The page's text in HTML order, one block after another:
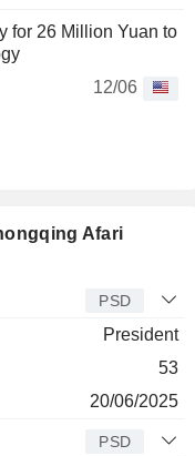
for 26 Million Yuan to
12/06
Afari
PSD
President
53
20/06/2025
PSD